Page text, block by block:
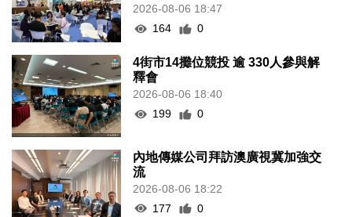
2026-08-06 18:47
164
0
4街市14攤位競投 逾 330人參與解
釋會
2026-08-06 18:40
199
0
內地傳媒公司拜訪澳廣視冀加強交
流
2026-08-06 18:22
177
0